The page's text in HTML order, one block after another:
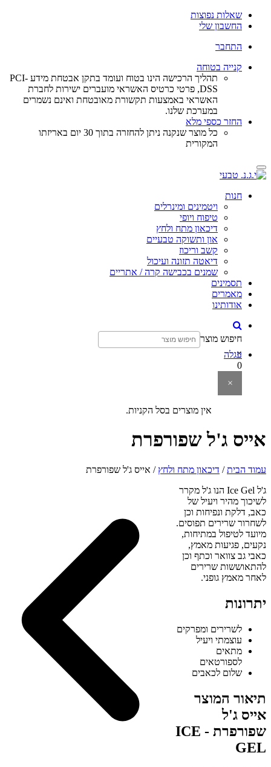
שאלות נפוצות
החשבון שלי
התחבר
קנייה בטוחה
תהליך הרכישה הינו בטוח ועומד בתקן אבטחת מידע PCI-
DSS, פרטי כרטיס האשראי מועברים ישירות לחברת
האשראי באמצעות תקשורת מאובטחת ואינם נשמרים
במערכת שלנו.
החזר כספי מלא
כל מוצר שנקנה ניתן להחזרה בתוך 30 יום באריזתו
המקורית
Toggle
navigation
חנות
ויטמינים ומינרלים
טיפוח ויופי
דיכאון מתח ולחץ
און ותשוקה טבעיים
קשב וריכוז
דיאטה תזונה ועיכול
שמנים בכבישה קרה / אתריים
תסמינים
מאמרים
אודותינו
חיפוש מוצר
×
עגלה
0
×
אין מוצרים בסל הקניות.
אייס ג'ל שפורפרת
עמוד הבית/ דיכאון מתח ולחץ / אייס ג'ל שפורפרת
ג'ל Ice Gel הנו ג'ל מקרר
לשיכוך מהיר ויעיל של
כאב, דלקת ונפיחות וכן
לשחרור שרירים תפוסים.
מיועד לטיפול במתיחות,
נקעים, פגיעות מאמץ,
כאבי גב צוואר וכתף וכן
להתאוששות שרירים
לאחר מאמץ גופני.
יתרונות
לשרירים ומפרקים
עוצמתי ויעיל
מתאים
לספורטאים
שלום לכאבים
תיאור המוצר
אייס ג'ל
שפורפרת ICE -
GEL